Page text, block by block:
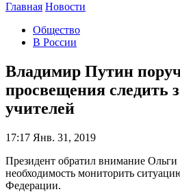
Главная Новости
Общество
В России
Владимир Путин
просвещения следить
учителей
17:17 Янв. 31, 2019
Президент обратил внимание Ольги
необходимость мониторить
Федерации.